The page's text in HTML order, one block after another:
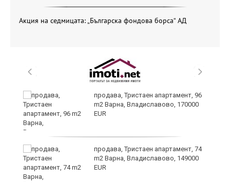
Акция на седмицата: „Българска фондова борса“ АД
продава, Тристаен апартамент, 96
m2 Варна, Владиславово, 170000
EUR
продава, Тристаен апартамент, 74
m2 Варна, Владиславово, 149000
EUR